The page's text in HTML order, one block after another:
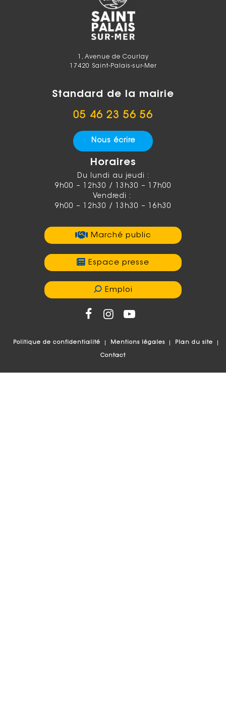
1, Avenue de Courlay
17420 Saint-Palais-sur-Mer
Standard de la mairie
05 46 23 56 56
Nous écrire
Horaires
Du lundi au jeudi :
9h00 – 12h30 / 13h30 – 17h00
Vendredi :
9h00 – 12h30 / 13h30 – 16h30
Marché public
Espace presse
Emploi
Politique de confidentialité Mentions légales Plan du site
Contact